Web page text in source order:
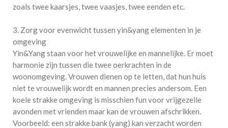
zoals twee kaarsjes, twee vaasjes, twee eenden etc.
3. Zorg voor evenwicht tussen yin&yang elementen in je
omgeving
Yin&Yang staan voor het vrouwelijke en mannelijke. Er moet
harmonie zijn tussen die twee oerkrachten in de
woonomgeving. Vrouwen dienen op te letten, dat hun huis
niet te vrouwelijk wordt en mannen precies andersom. Een
koele strakke omgeving is misschien fun voor vrijgezelle
avonden met vrienden maar kan de vrouwen afschrikken.
Voorbeeld: een strakke bank (yang) kan verzacht worden